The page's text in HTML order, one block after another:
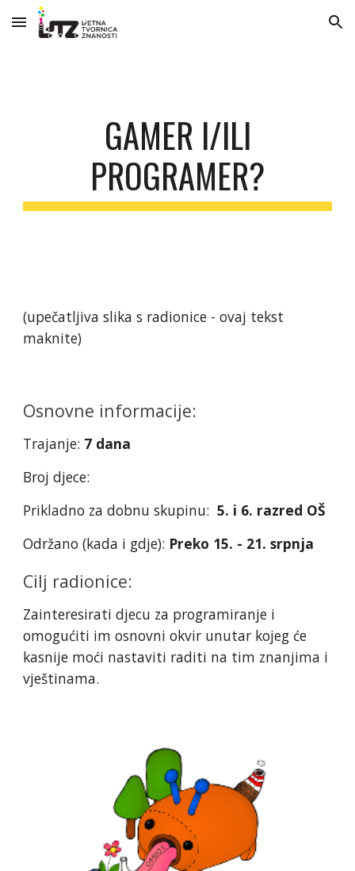
Skip to main content Skip to navigation
GAMER I/ILI
PROGRAMER?
(upečatljiva slika s radionice - ovaj tekst
maknite)
Osnovne informacije:
Trajanje: 7 dana
Broj djece:
Prikladno za dobnu skupinu: 5. i 6. razred OŠ
Održano (kada i gdje): Preko 15. - 21. srpnja
Cilj radionice:
Zainteresirati djecu za programiranje i
omogućiti im osnovni okvir unutar kojeg će
kasnije moći nastaviti raditi na tim znanjima i
vještinama.